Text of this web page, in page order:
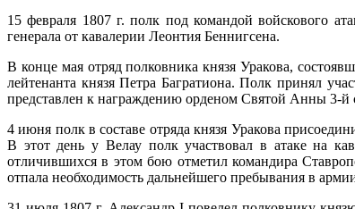
15 февраля 1807 г. полк под командой войскового
генерала от кавалерии Леонтия Беннигсена.
В конце мая отряд полковника князя Уракова,
лейтенанта князя Петра Багратиона. Полк принял
представлен к награждению орденом Святой Анны 3-й
4 июня полк в составе отряда князя Уракова
В этот день у Велау полк участвовал в атаке на
отличившихся в этом бою отметил командира
отпала необходимость дальнейшего пребывания в